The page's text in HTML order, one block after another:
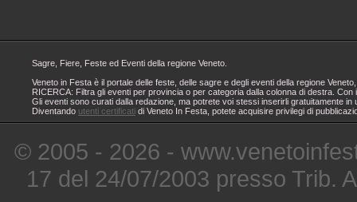
Sagre, Fiere, Feste ed Eventi della regione Veneto.
Veneto in Festa è il portale delle feste, delle sagre e degli eventi della regione
RICERCA: Filtra gli eventi per provincia o per categoria dalla colonna di destra.
Gli eventi sono curati dalla redazione, ma potrete voi stessi inserirli gratuitamente
Diventando utenti certificati di Veneto In Festa, potete acquisire privilegi di
© 2005 - 2026 -
17 del 24/07/2003 presso Trib.